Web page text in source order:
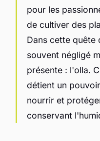
pour les
de cultiver des
Dans cette quête
souvent négligé
présente : l'olla.
détient un
nourrir et
conservant